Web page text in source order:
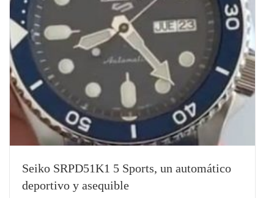
Seiko SRPD51K1 5 Sports, un automático
deportivo y asequible